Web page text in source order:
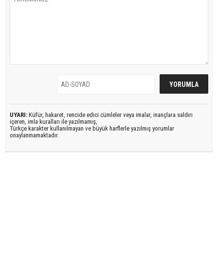
UYARI: Küfür, hakaret, rencide edici cümleler veya imalar, inançlara saldırı
içeren, imla kuralları ile yazılmamış,
Türkçe karakter kullanılmayan ve büyük harflerle yazılmış yorumlar
onaylanmamaktadır.